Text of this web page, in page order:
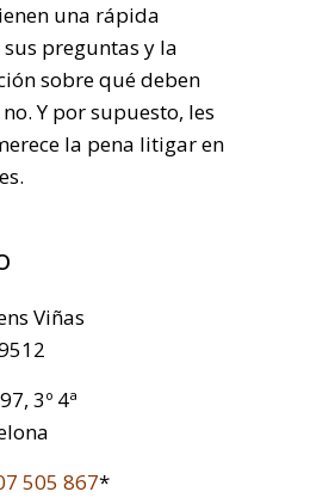
una rápida
preguntas y la
sobre qué deben
Y por supuesto, les
la pena litigar en
Viñas
3º 4ª
505 867*